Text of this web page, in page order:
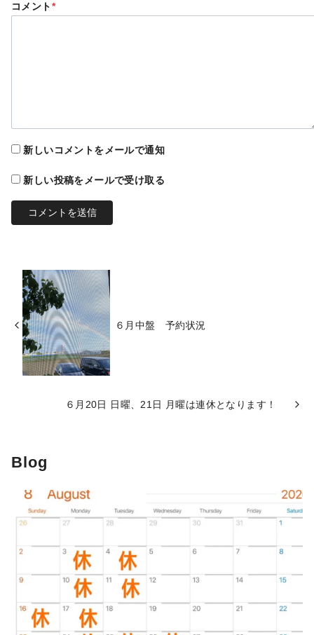
コメント*
新しいコメントをメールで通知
新しい投稿をメールで受け取る
６月中盤 予約状況
６月20日 日曜、21日 月曜は連休となります！
Blog